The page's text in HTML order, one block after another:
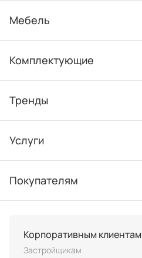
Мебель
Комплектующие
Тренды
Услуги
Покупателям
Корпоративным клиентам
Застройщикам